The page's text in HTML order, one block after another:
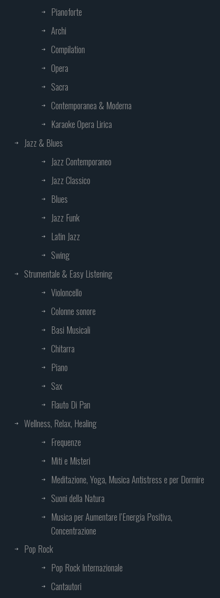
Pianoforte
Archi
Compilation
Opera
Sacra
Contemporanea & Moderna
Karaoke Opera Lirica
Jazz & Blues
Jazz Contemporaneo
Jazz Classico
Blues
Jazz Funk
Latin Jazz
Swing
Strumentale & Easy Listening
Violoncello
Colonne sonore
Basi Musicali
Chitarra
Piano
Sax
Flauto Di Pan
Wellness, Relax, Healing
Frequenze
Miti e Misteri
Meditazione, Yoga, Musica Antistress e per Dormire
Suoni della Natura
Musica per Aumentare l’Energia Positiva,
Concentrazione
Pop Rock
Pop Rock Internazionale
Cantautori